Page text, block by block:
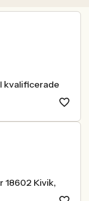
kvalificerade
18602 Kivik,